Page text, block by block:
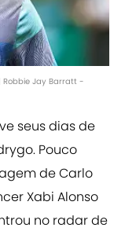
Robbie Jay Barratt -
seus dias de
Pouco
de Carlo
Xabi Alonso
no radar de